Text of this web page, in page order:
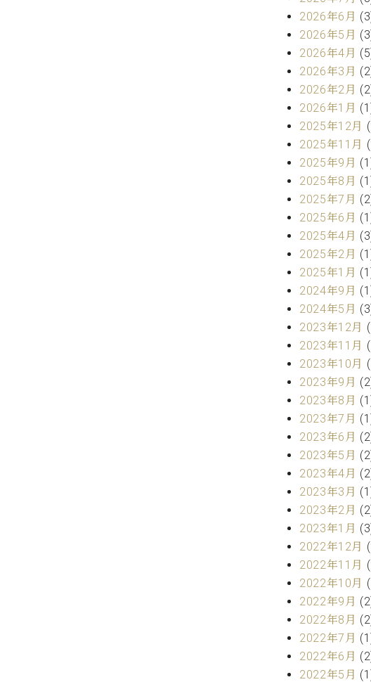
2026年6月
2026年5月
2026年4月
2026年3月
2026年2月
2026年1月
2025年12月
2025年11月
2025年9月
2025年8月
2025年7月
2025年6月
2025年4月
2025年2月
2025年1月
2024年9月
2024年5月
2023年12月
2023年11月
2023年10月
2023年9月
2023年8月
2023年7月
2023年6月
2023年5月
2023年4月
2023年3月
2023年2月
2023年1月
2022年12月
2022年11月
2022年10月
2022年9月
2022年8月
2022年7月
2022年6月
2022年5月